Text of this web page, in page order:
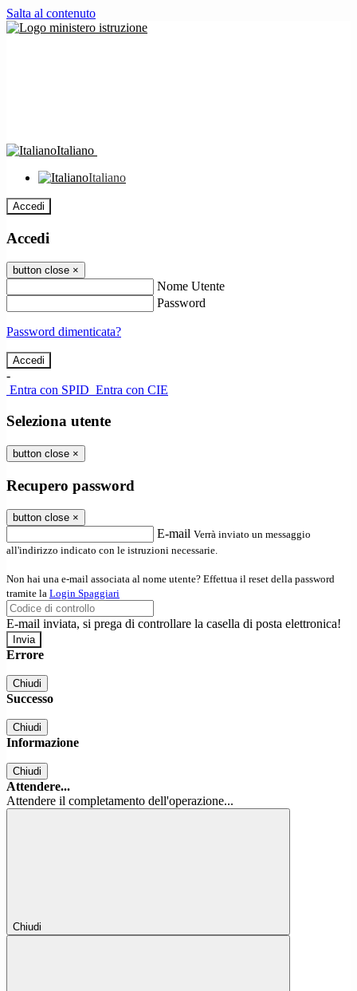
Salta al contenuto
Italiano
Italiano
Accedi
Accedi
button close ×
Nome Utente
Password
Password dimenticata?
-
Entra con SPID Entra con CIE
Seleziona utente
button close ×
Recupero password
button close ×
E-mail Verrà inviato un messaggio
all'indirizzo indicato con le istruzioni necessarie.
Non hai una e-mail associata al nome utente? Effettua il reset della password
tramite la Login Spaggiari
E-mail inviata, si prega di controllare la casella di posta elettronica!
Errore
Chiudi
Successo
Chiudi
Informazione
Chiudi
Attendere...
Attendere il completamento dell'operazione...
Chiudi